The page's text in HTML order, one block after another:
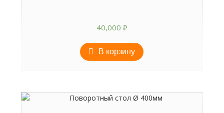
40,000 ₽
В корзину